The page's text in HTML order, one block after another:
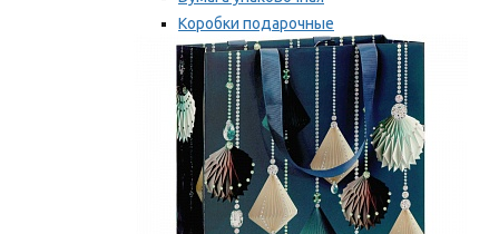
Коробки подарочные
Ленты, бобины
Мы рекомендуем